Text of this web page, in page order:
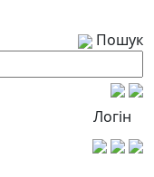
Пошук
Логін